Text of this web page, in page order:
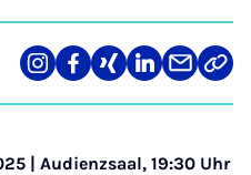
Teilen
auf
Teilen
auf
Teilen
auf
Teilen
auf
Teilen
über
Mail
Link
| Audienzsaal, 19:30 Uhr